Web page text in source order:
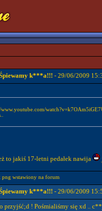
k***a!!! - 29/06/2009
watch?v=k7OAm5iGE7U&feature=related nie wiem czy to do tego
to jakiś 17-letni pedałek nawija
k***a!!! - 29/06/2009
przyjść;d ! Pośmialiśmy się xd ..